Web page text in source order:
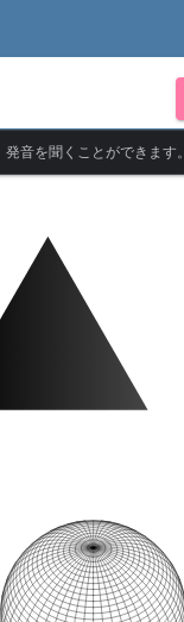
音を聞くことができます。